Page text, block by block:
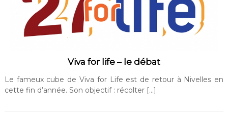
Viva for life – le débat
Le fameux cube de Viva for Life est de retour à Nivelles en
cette fin d’année. Son objectif : récolter […]